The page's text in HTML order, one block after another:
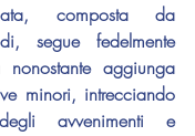
composta da
segue fedelmente
nonostante aggiunga
minori, intrecciando
avvenimenti e